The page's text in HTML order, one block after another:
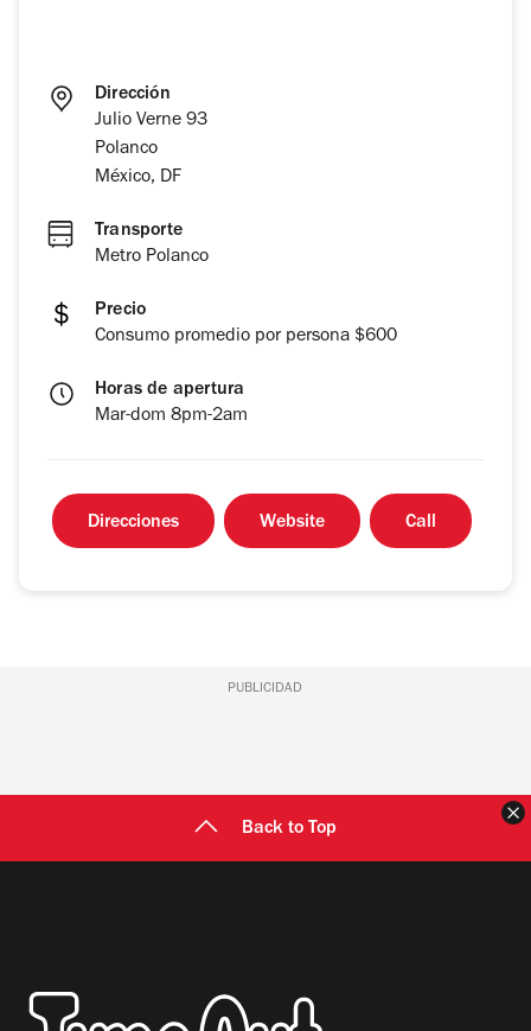
Dirección
Julio Verne 93
Polanco
México, DF
Transporte
Metro Polanco
Precio
Consumo promedio por persona $600
Horas de apertura
Mar-dom 8pm-2am
Direcciones Website Call
PUBLICIDAD
Back to Top